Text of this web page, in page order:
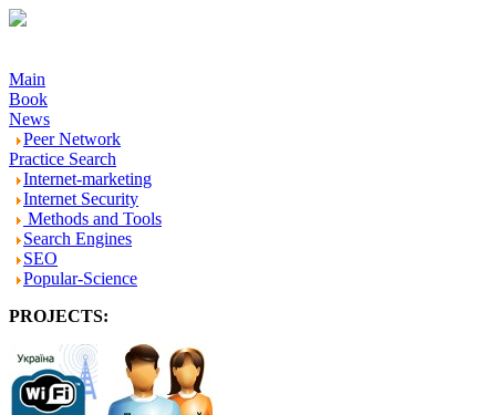
Main
Book
News
Peer Network
Practice Search
Internet-marketing
Internet Security
Methods and Tools
Search Engines
SEO
Popular-Science
PROJECTS: